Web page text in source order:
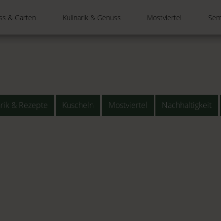
& Garten Kulinarik & Genuss Mostviertel
& Rezepte Kuscheln Mostviertel Nachhaltigkeit